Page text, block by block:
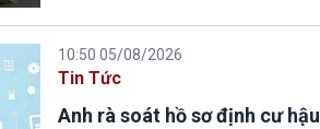
10:50 05/08/2026
Tin Tức
Anh rà soát hồ sơ định cư